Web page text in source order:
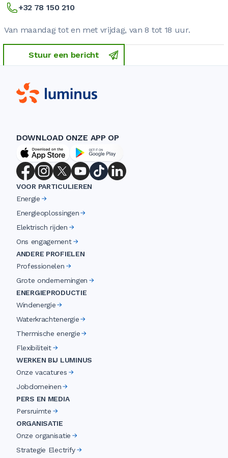
+32 78 150 210
Van maandag tot en met vrijdag, van 8 tot 18 uur.
Stuur een bericht
DOWNLOAD ONZE APP OP
VOOR PARTICULIEREN
Energie
Energieoplossingen
Elektrisch rijden
Ons engagement
ANDERE PROFIELEN
Professionelen
Grote ondernemingen
ENERGIEPRODUCTIE
Windenergie
Waterkrachtenergie
Thermische energie
Flexibiliteit
WERKEN BIJ LUMINUS
Onze vacatures
Jobdomeinen
PERS EN MEDIA
Persruimte
ORGANISATIE
Onze organisatie
Strategie Electrify